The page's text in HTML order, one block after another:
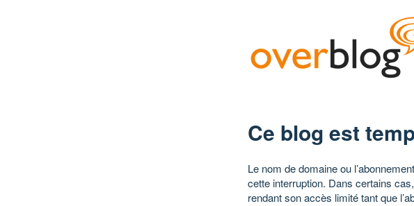
Ce blog est
Le nom de domaine ou
cette interruption. Dans certains
rendant son accès limité tant que